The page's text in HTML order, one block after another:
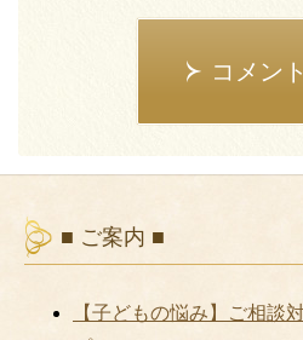
コメン
■ ご案内 ■
【子どもの悩み】ご相談